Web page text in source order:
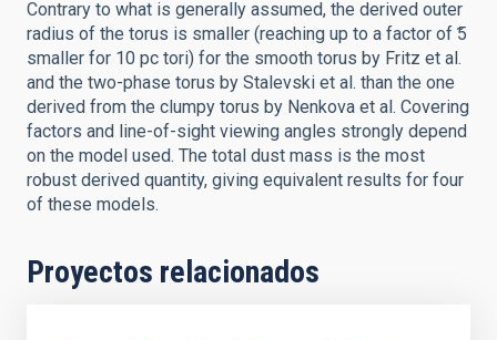
Contrary to what is generally assumed, the derived outer
radius of the torus is smaller (reaching up to a factor of ̃5
smaller for 10 pc tori) for the smooth torus by Fritz et al.
and the two-phase torus by Stalevski et al. than the one
derived from the clumpy torus by Nenkova et al. Covering
factors and line-of-sight viewing angles strongly depend
on the model used. The total dust mass is the most
robust derived quantity, giving equivalent results for four
of these models.
Proyectos relacionados